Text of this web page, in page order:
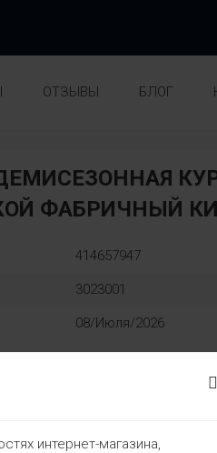
ОТЗЫВЫ БЛОГ
ФАБРИЧНЫЙ
414657947
3023001
08/Июля/2026
интернет-магазина,